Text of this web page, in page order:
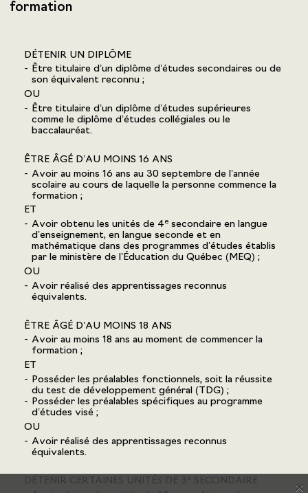
formation
DÉTENIR UN DIPLÔME
Être titulaire d’un diplôme d’études secondaires ou de
son équivalent reconnu ;
OU
Être titulaire d’un diplôme d’études supérieures
comme le diplôme d’études collégiales ou le
baccalauréat.
ÊTRE ÂGÉ D’AU MOINS 16 ANS
Avoir au moins 16 ans au 30 septembre de l’année
scolaire au cours de laquelle la personne commence la
formation ;
ET
Avoir obtenu les unités de 4e secondaire en langue
d’enseignement, en langue seconde et en
mathématique dans des programmes d’études établis
par le ministère de l’Éducation du Québec (MEQ) ;
OU
Avoir réalisé des apprentissages reconnus
équivalents.
ÊTRE ÂGÉ D’AU MOINS 18 ANS
Avoir au moins 18 ans au moment de commencer la
formation ;
ET
Posséder les préalables fonctionnels, soit la réussite
du test de développement général (TDG) ;
Posséder les préalables spécifiques au programme
d’études visé ;
OU
Avoir réalisé des apprentissages reconnus
équivalents.
DÉTENIR CERTAINES UNITÉS DE 3
SECONDAIRE
X